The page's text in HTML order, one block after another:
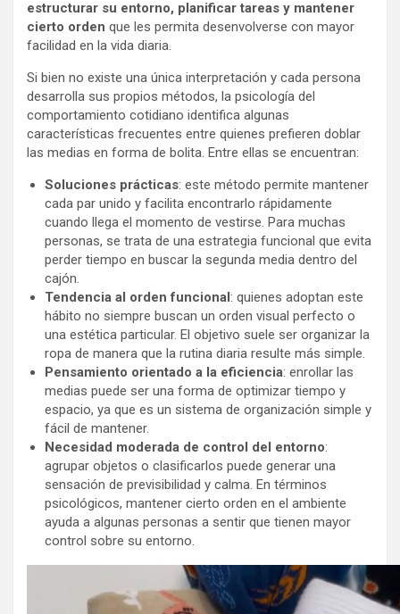
estructurar su entorno, planificar tareas y mantener
cierto orden que les permita desenvolverse con mayor
facilidad en la vida diaria.
Si bien no existe una única interpretación y cada persona
desarrolla sus propios métodos, la psicología del
comportamiento cotidiano identifica algunas
características frecuentes entre quienes prefieren doblar
las medias en forma de bolita. Entre ellas se encuentran:
Soluciones prácticas: este método permite mantener
cada par unido y facilita encontrarlo rápidamente
cuando llega el momento de vestirse. Para muchas
personas, se trata de una estrategia funcional que evita
perder tiempo en buscar la segunda media dentro del
cajón.
Tendencia al orden funcional: quienes adoptan este
hábito no siempre buscan un orden visual perfecto o
una estética particular. El objetivo suele ser organizar la
ropa de manera que la rutina diaria resulte más simple.
Pensamiento orientado a la eficiencia: enrollar las
medias puede ser una forma de optimizar tiempo y
espacio, ya que es un sistema de organización simple y
fácil de mantener.
Necesidad moderada de control del entorno:
agrupar objetos o clasificarlos puede generar una
sensación de previsibilidad y calma. En términos
psicológicos, mantener cierto orden en el ambiente
ayuda a algunas personas a sentir que tienen mayor
control sobre su entorno.